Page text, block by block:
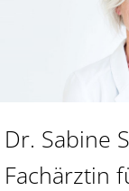
Dr. Sabine
Fachärztin